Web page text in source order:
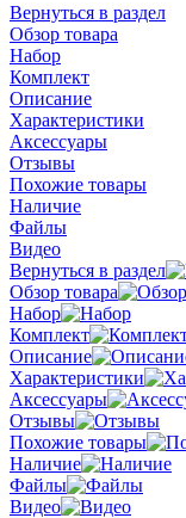
Вернуться в раздел
Обзор товара
Набор
Комплект
Описание
Характеристики
Аксессуары
Отзывы
Похожие товары
Наличие
Файлы
Видео
Вернуться в раздел
Обзор товара
Набор
Комплект
Описание
Характеристики
Аксессуары
Отзывы
Похожие товары
Наличие
Файлы
Видео